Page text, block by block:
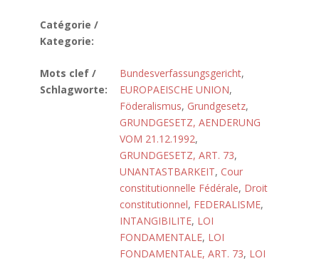
Catégorie /
Kategorie:
Mots clef /
Schlagworte:
Bundesverfassungsgericht,
EUROPAEISCHE UNION,
Föderalismus, Grundgesetz,
GRUNDGESETZ, AENDERUNG
VOM 21.12.1992,
GRUNDGESETZ, ART. 73,
UNANTASTBARKEIT, Cour
constitutionnelle Fédérale, Droit
constitutionnel, FEDERALISME,
INTANGIBILITE, LOI
FONDAMENTALE, LOI
FONDAMENTALE, ART. 73, LOI